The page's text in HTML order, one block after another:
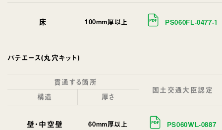
床 100mm厚以上 PS060FL-0477-1
パテエース(丸穴キット)
貫通する箇所
国土交通大臣認定
構造 厚さ
壁・中空壁 60mm厚以上 PS060WL-0887